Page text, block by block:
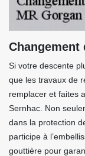
Changement
Si votre descente
que les travaux de
remplacer et faites
Sernhac. Non
dans la protection
participe à
gouttière pour